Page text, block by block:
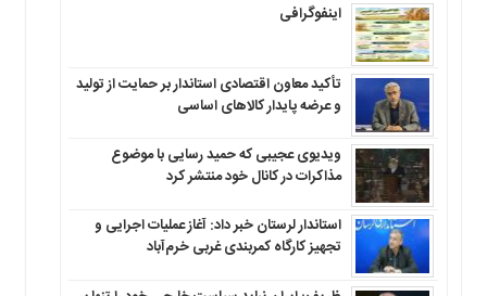
اینفوگرافی
تأکید معاون اقتصادی استاندار بر حمایت از تولید
و عرضه پایدار کالاهای اساسی
ویدیوی عجیبی که حمید رسایی با موضوع
مذاکرات در کانال خود منتشر کرد
استاندار لرستان خبر داد: آغاز عملیات اجرایی و
تجهیز کارگاه کمربندی غربی خرم‌آباد